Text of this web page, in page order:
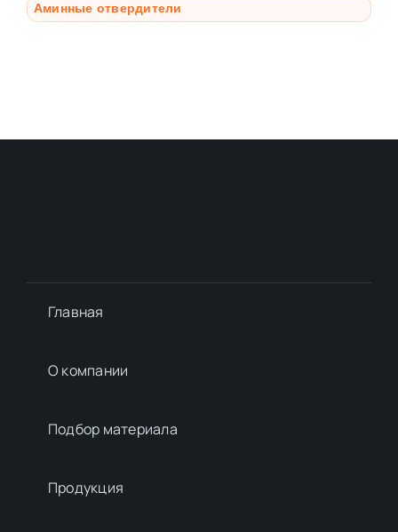
Аминные отвердители
Главная
О компании
Подбор материалa
Продукция